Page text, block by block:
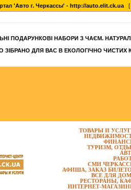
'Авто г. Черкассы' - http://auto.elit.ck.ua [
ПОДАРУНКОВІ НАБОРИ З ЧАЄМ.
ЗІБРАНО ДЛЯ ВАС В ЕКОЛОГІЧНО ЧИСТИХ
ТОВАРЫ И
ТУРИЗМ,
СМИ
АФИША, ЗАКАЗ
ВСЕ ДЛЯ
РЕСТОРАНЫ,
ИНТЕРНЕТ-